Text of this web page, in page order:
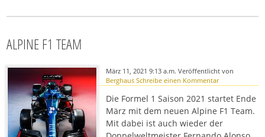
ALPINE F1 TEAM
März 11, 2021 9:13 a.m. Veröffentlicht von
Berghaus Schreibe einen Kommentar
Die Formel 1 Saison 2021 startet Ende
März mit dem neuen Alpine F1 Team.
Mit dabei ist auch wieder der